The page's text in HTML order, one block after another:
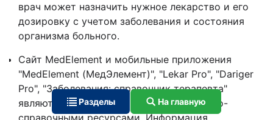
врач может назначить нужное лекарство и его
дозировку с учетом заболевания и состояния
организма больного.
Сайт MedElement и мобильные приложения
"MedElement (МедЭлемент)", "Lekar Pro", "Dariger
Pro", "Заболевания: справочник терапевта"
являются исключительно информационно-
справочными ресурсами. Информация,
Разделы На главную